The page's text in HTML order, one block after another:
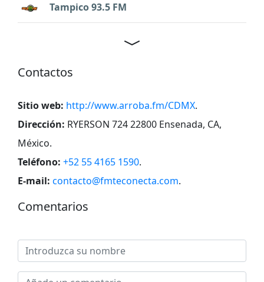
Tampico 93.5 FM
Contactos
Sitio web: http://www.arroba.fm/CDMX.
Dirección: RYERSON 724 22800 Ensenada, CA,
México.
Teléfono: +52 55 4165 1590.
E-mail: contacto@fmteconecta.com.
Comentarios